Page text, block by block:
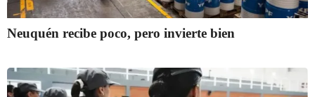
Neuquén recibe poco, pero invierte bien